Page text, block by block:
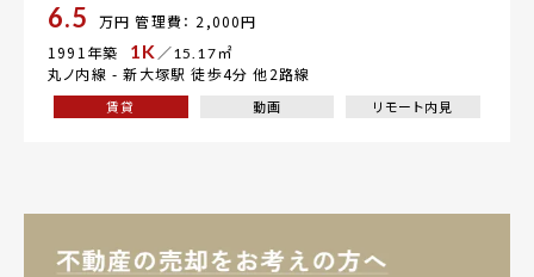
6.5 万円 管理費： 2,000円
1991年築
1K ／15.17㎡
丸ノ内線 -新大塚駅 徒歩4分 他2路線
賃貸 動画 リモート内見